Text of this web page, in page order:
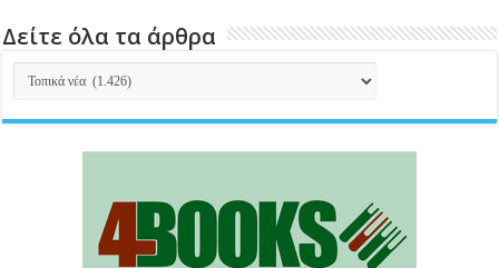
Δείτε όλα τα άρθρα
Δείτε
όλα
τα